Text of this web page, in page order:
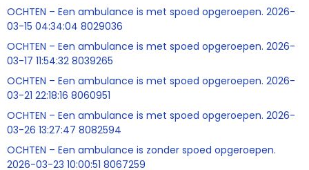
OCHTEN – Een ambulance is met spoed opgeroepen. 2026-
03-15 04:34:04 8029036
OCHTEN – Een ambulance is met spoed opgeroepen. 2026-
03-17 11:54:32 8039265
OCHTEN – Een ambulance is met spoed opgeroepen. 2026-
03-21 22:18:16 8060951
OCHTEN – Een ambulance is met spoed opgeroepen. 2026-
03-26 13:27:47 8082594
OCHTEN – Een ambulance is zonder spoed opgeroepen.
2026-03-23 10:00:51 8067259